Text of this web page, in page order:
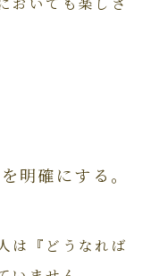
明確にする。
は『どうなれば